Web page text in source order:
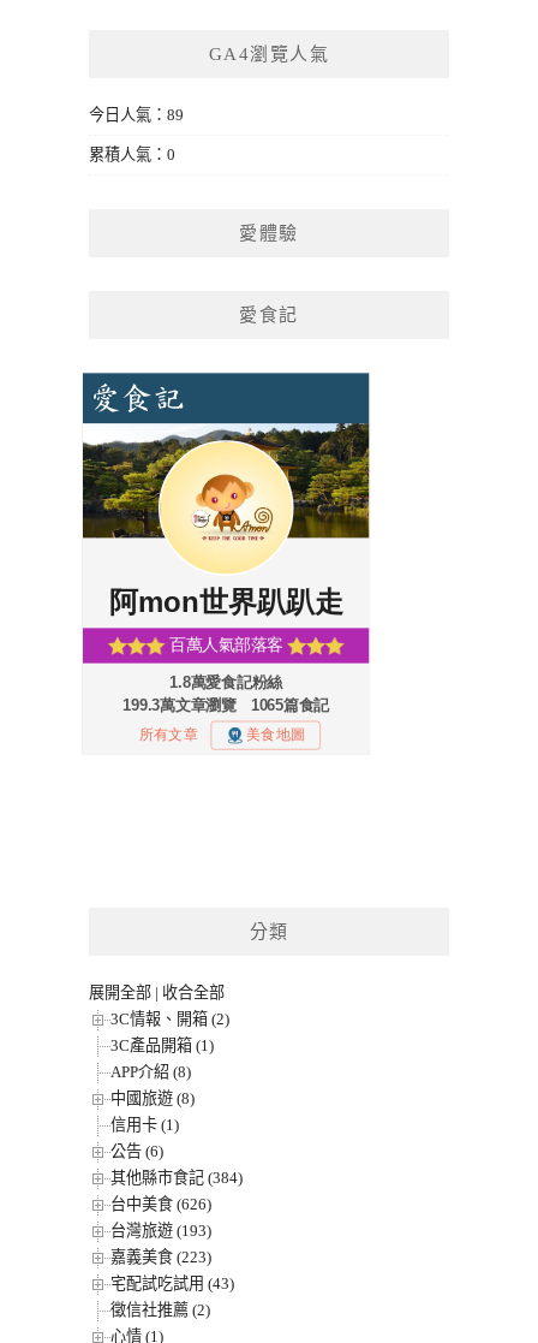
GA4瀏覽人氣
今日人氣：89
累積人氣：0
愛體驗
愛食記
分類
展開全部 | 收合全部
3C情報、開箱 (2)
3C產品開箱 (1)
APP介紹 (8)
中國旅遊 (8)
信用卡 (1)
公告 (6)
其他縣市食記 (384)
台中美食 (626)
台灣旅遊 (193)
嘉義美食 (223)
宅配試吃試用 (43)
徵信社推薦 (2)
心情 (1)